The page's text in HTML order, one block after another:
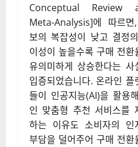
Conceptual Review
Meta-Analysis]에 따르
보의 복잡성이 낮고 결정
이성이 높을수록 구매 전환
유의미하게 상승한다는 사
입증되었습니다. 온라인 플
들이 인공지능(AI)을 활용
인 맞춤형 추천 서비스를
하는 이유도 소비자의 인
부담을 덜어주어 구매 전환